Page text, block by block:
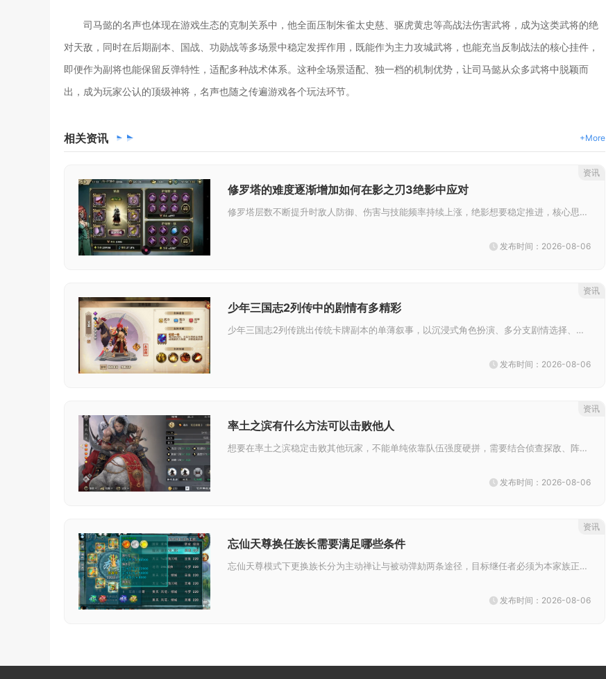
司马懿的名声也体现在游戏生态的克制关系中，他全面压制朱雀太史慈、驱虎黄忠等高战法伤害武将，成为这类武将的绝
对天敌，同时在后期副本、国战、功勋战等多场景中稳定发挥作用，既能作为主力攻城武将，也能充当反制战法的核心挂件，
即便作为副将也能保留反弹特性，适配多种战术体系。这种全场景适配、独一档的机制优势，让司马懿从众多武将中脱颖而
出，成为玩家公认的顶级神将，名声也随之传遍游戏各个玩法环节。
相关资讯 +More
修罗塔的难度逐渐增加如何在影之刃3绝影中应对
修罗塔层数不断提升时敌人防御、伤害与技能频率持续上涨，绝影想要稳定推进，核心思路是舍弃纯爆发配置，围绕空中机动性、无敌帧...
发布时间：2026-08-06
资讯
少年三国志2列传中的剧情有多精彩
少年三国志2列传跳出传统卡牌副本的单薄叙事，以沉浸式角色扮演、多分支剧情选择、海量隐藏奇遇与专属人物番外打造立体三国故事...
发布时间：2026-08-06
资讯
率土之滨有什么方法可以击败他人
想要在率土之滨稳定击败其他玩家，不能单纯依靠队伍强度硬拼，需要结合侦查探敌、阵容克制、战术调度、资源持续压制多种手段协同...
发布时间：2026-08-06
资讯
忘仙天尊换任族长需要满足哪些条件
忘仙天尊模式下更换族长分为主动禅让与被动弹劾两条途径，目标继任者必须为本家族正式成员，满足等级门槛，主动移交要求原族长在...
发布时间：2026-08-06
资讯